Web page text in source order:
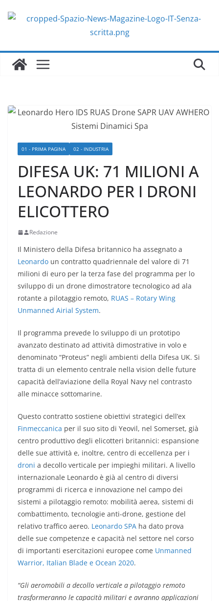
01 - PRIMA PAGINA 02 - INDUSTRIA
DIFESA UK: 71 MILIONI A
LEONARDO PER I DRONI
ELICOTTERO
Redazione
Il Ministero della Difesa britannico ha assegnato a
Leonardo un contratto quadriennale del valore di 71
milioni di euro per la terza fase del programma per lo
sviluppo di un drone dimostratore tecnologico ad ala
rotante a pilotaggio remoto, RUAS – Rotary Wing
Unmanned Airial System.
Il programma prevede lo sviluppo di un prototipo
avanzato destinato ad attività dimostrative in volo e
denominato “Proteus” negli ambienti della Difesa UK. Si
tratta di un elemento centrale nella vision delle future
capacità dell’aviazione della Royal Navy nel contrasto
alle minacce sottomarine.
Questo contratto sostiene obiettivi strategici dell’ex
Finmeccanica per il suo sito di Yeovil, nel Somerset, già
centro produttivo degli elicotteri britannici: espansione
delle sue attività e, inoltre, centro di eccellenza per i
droni a decollo verticale per impieghi militari. A livello
internazionale Leonardo è già al centro di diversi
programmi di ricerca e innovazione nel campo dei
sistemi a pilotaggio remoto: mobilità aerea, sistemi di
combattimento, tecnologie anti-drone, gestione del
relativo traffico aereo. Leonardo SPA ha dato prova
delle sue competenze e capacità nel settore nel corso
di importanti esercitazioni europee come Unmanned
Warrior, Italian Blade e Ocean 2020.
“Gli aeromobili a decollo verticale a pilotaggio remoto
trasformeranno le capacità militari e avranno applicazioni